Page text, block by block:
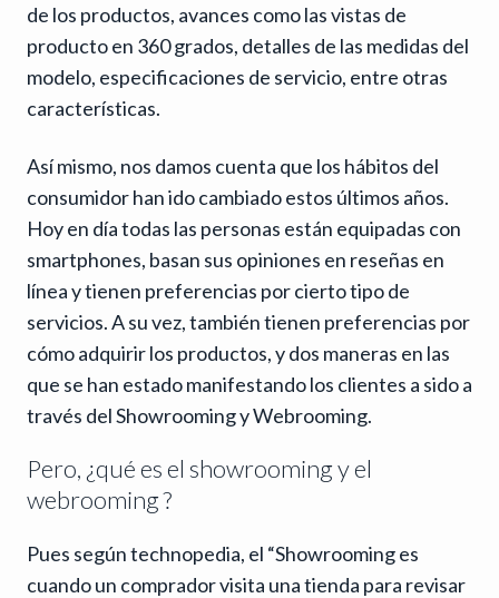
de los productos, avances como las vistas de
producto en 360 grados, detalles de las medidas del
modelo, especificaciones de servicio, entre otras
características.
Así mismo, nos damos cuenta que los hábitos del
consumidor han ido cambiado estos últimos años.
Hoy en día todas las personas están equipadas con
smartphones, basan sus opiniones en reseñas en
línea y tienen preferencias por cierto tipo de
servicios. A su vez, también tienen preferencias por
cómo adquirir los productos, y dos maneras en las
que se han estado manifestando los clientes a sido a
través del Showrooming y Webrooming.
Pero, ¿qué es el showrooming y el
webrooming ?
Pues según technopedia, el “Showrooming es
cuando un comprador visita una tienda para revisar